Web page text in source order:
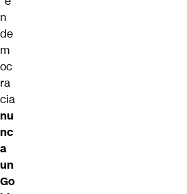
n
de
m
oc
ra
cia
nu
nc
a
un
Go